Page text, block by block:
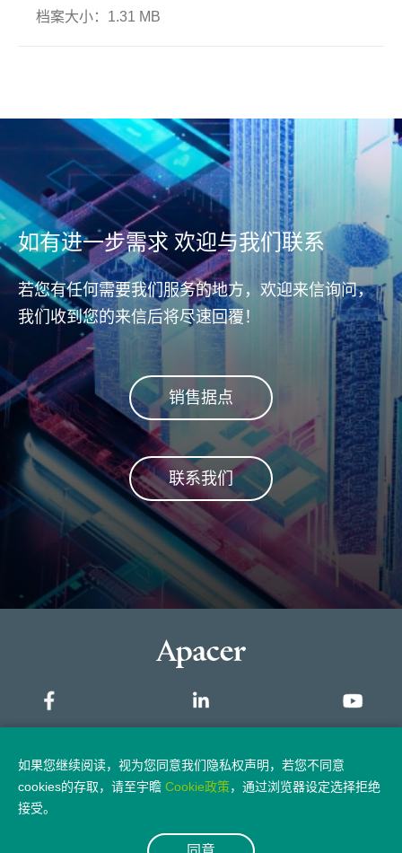
档案大小： 1.31 MB
DataRAID™
进而修正并还原错误资料，确
保资料可靠度。
端对
End
从主
flash
安全
工厂自动化
面升级
如有进一步需求 欢迎与我们联系
若您有任何需要我们服务的地方，欢迎来信询问，
我们收到您的来信后将尽速回覆！
销售据点
联系我们
网站地图
如果您继续阅读，视为您同意我们隐私权声明，若您不同意
cookies的存取，请至宇瞻 Cookie政策，通过浏览器设定选择拒绝
接受。